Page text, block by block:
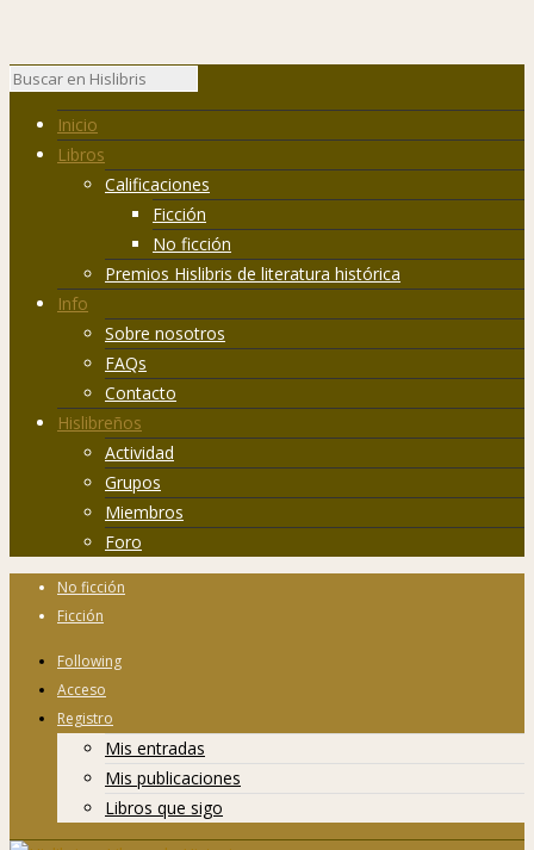
Inicio
Libros
Calificaciones
Ficción
No ficción
Premios Hislibris de literatura histórica
Info
Sobre nosotros
FAQs
Contacto
Hislibreños
Actividad
Grupos
Miembros
Foro
No ficción
Ficción
Following
Acceso
Registro
Mis entradas
Mis publicaciones
Libros que sigo